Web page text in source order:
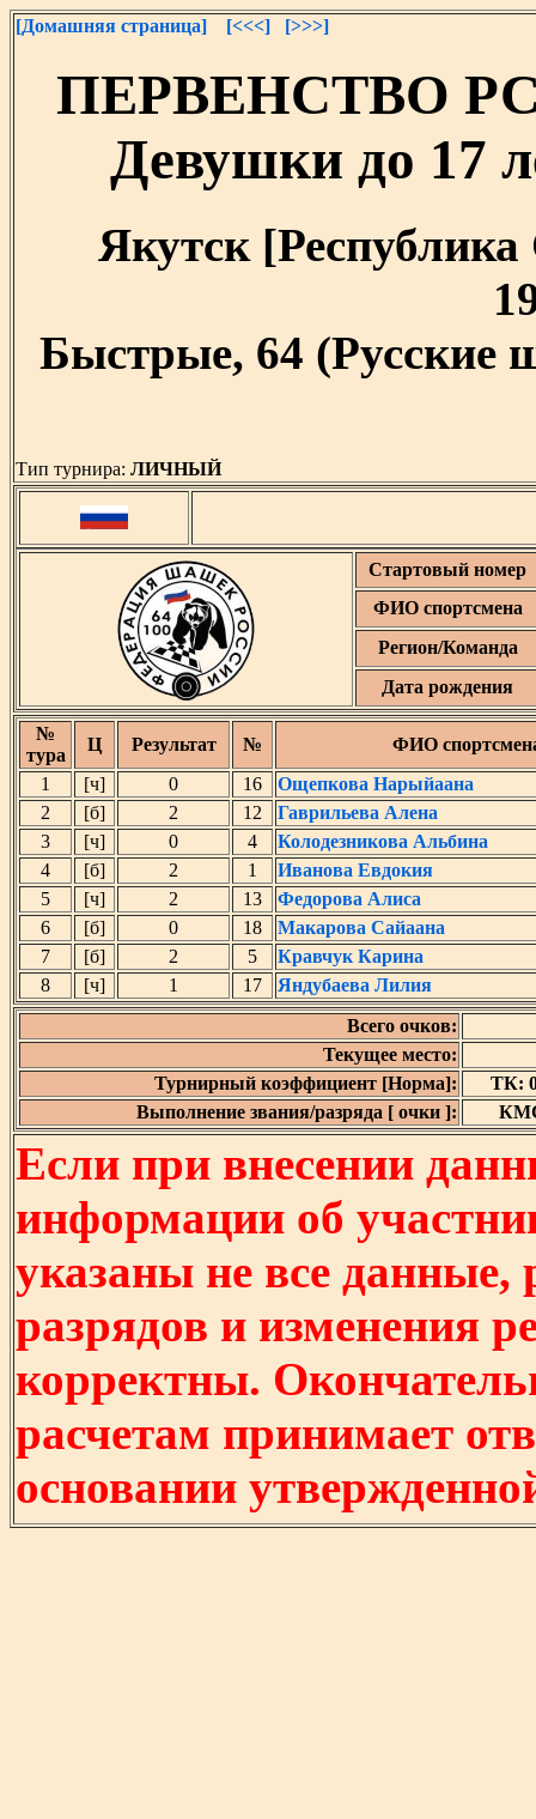
[Домашняя страница] [<<<] [>>>]
ПЕРВЕНСТВО
Девушки до 17
Якутск
Быстрые, 64 (Русские
Тип турнира: ЛИЧНЫЙ
Стартовый номер
ФИО спортсмена
Регион/Команда
Дата рождения
№
тура
Ц Результат №
ФИО
1
[ч] 0 16
Ощепкова Нарыйаана
2
[б] 2 12
Гаврильева Алена
3
[ч] 0 4
Колодезникова Альбина
4
[б] 2 1
Иванова Евдокия
5
[ч] 2 13
Федорова Алиса
6
[б] 0 18
Макарова Сайаана
7
[б] 2 5
Кравчук Карина
8
[ч] 1 17
Яндубаева Лилия
Всего очков:
Текущее место:
Турнирный коэффициент [Норма]:
ТК:
Выполнение звания/разряда [ очки ]:
Если при внесении
информации об
указаны не все
разрядов и изменения
корректны.
расчетам принимает
основании